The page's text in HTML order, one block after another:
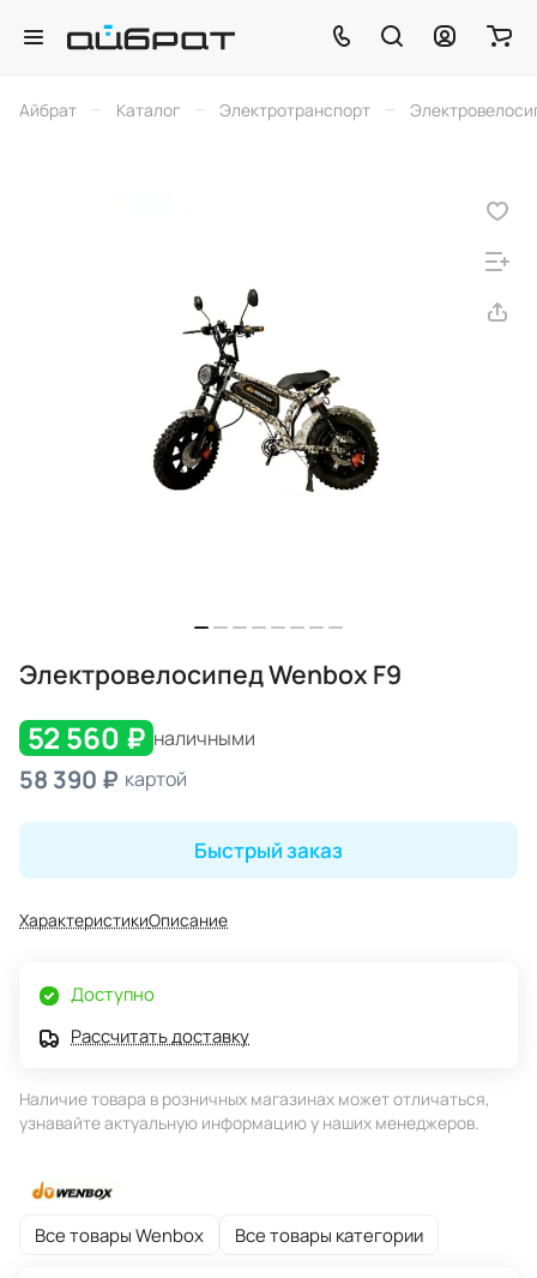
Айбрат – Каталог – Электротранспорт –
Электровелосипед Wenbox F9
52 560 ₽ наличными
58 390 ₽ картой
Быстрый заказ
ХарактеристикиОписание
Доступно
Рассчитать доставку
Наличие товара в розничных магазинах может отличаться,
узнавайте актуальную информацию у наших менеджеров.
Все товары Wenbox Все товары категории